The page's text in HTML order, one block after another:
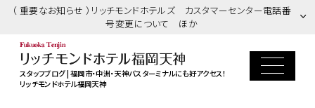
（ 重要なお知らせ ）リッチモンドホテルズ カスタマーセンター電話番
号変更について ほか
スタッフブログ | 福岡市・中洲・天神バスターミナルにも好アクセス！
リッチモンドホテル福岡天神